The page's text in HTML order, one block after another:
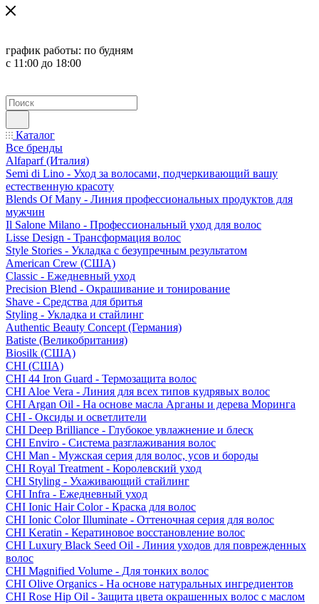
график работы: по будням
с 11:00 до 18:00
Каталог
Все бренды
Alfaparf (Италия)
Semi di Lino - Уход за волосами, подчеркивающий вашу
естественную красоту
Blends Of Many - Линия профессиональных продуктов для
мужчин
Il Salone Milano - Профессиональный уход для волос
Lisse Design - Трансформация волос
Style Stories - Укладка с безупречным результатом
American Crew (США)
Classic - Ежедневный уход
Precision Blend - Окрашивание и тонирование
Shave - Средства для бритья
Styling - Укладка и стайлинг
Authentic Beauty Concept (Германия)
Batiste (Великобритания)
Biosilk (США)
CHI (США)
CHI 44 Iron Guard - Термозащита волос
CHI Aloe Vera - Линия для всех типов кудрявых волос
CHI Argan Oil - На основе масла Арганы и дерева Моринга
CHI - Оксиды и осветлители
CHI Deep Brilliance - Глубокое увлажнение и блеск
CHI Enviro - Система разглаживания волос
CHI Man - Мужская серия для волос, усов и бороды
CHI Royal Treatment - Королевский уход
CHI Styling - Ухаживающий стайлинг
CHI Infra - Ежедневный уход
CHI Ionic Hair Color - Краска для волос
CHI Ionic Color Illuminate - Оттеночная серия для волос
CHI Keratin - Кератиновое восстановление волос
CHI Luxury Black Seed Oil - Линия уходов для поврежденных
волос
CHI Magnified Volume - Для тонких волос
CHI Olive Organics - На основе натуральных ингредиентов
CHI Rose Hip Oil - Защита цвета окрашенных волос с маслом